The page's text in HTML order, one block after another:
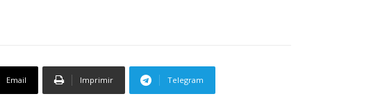
Email Imprimir Telegram